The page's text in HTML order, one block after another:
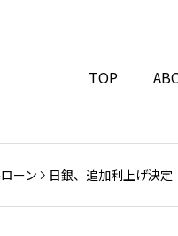
TOP
ーン 日銀、追加利上げ決